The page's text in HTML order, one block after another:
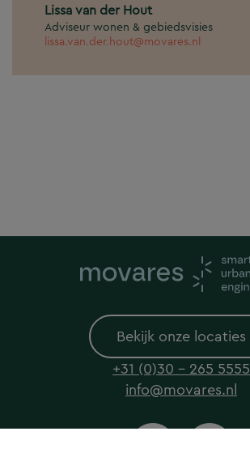
Lissa van der Hout
Adviseur wonen & gebiedsvisies
lissa.van.der.hout@movares.nl
Bekijk onze locaties
+31 (0)30 - 265 5555
info@movares.nl